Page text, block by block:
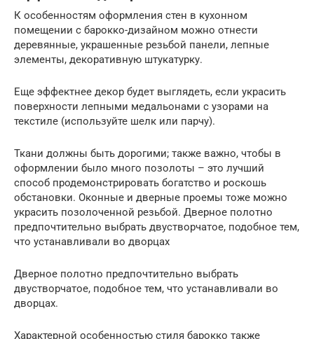
К особенностям оформления стен в кухонном
помещении с барокко-дизайном можно отнести
деревянные, украшенные резьбой панели, лепные
элементы, декоративную штукатурку.
Еще эффектнее декор будет выглядеть, если украсить
поверхности лепными медальонами с узорами на
текстиле (используйте шелк или парчу).
Ткани должны быть дорогими; также важно, чтобы в
оформлении было много позолоты – это лучший
способ продемонстрировать богатство и роскошь
обстановки. Оконные и дверные проемы тоже можно
украсить позолоченной резьбой. Дверное полотно
предпочтительно выбрать двустворчатое, подобное тем,
что устанавливали во дворцах
Дверное полотно предпочтительно выбрать
двустворчатое, подобное тем, что устанавливали во
дворцах.
Характерной особенностью стиля барокко также